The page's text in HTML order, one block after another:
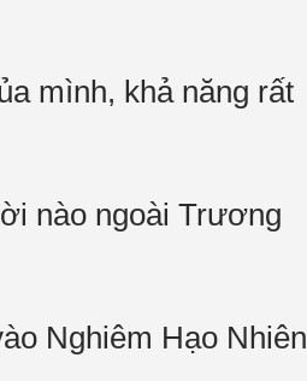
mình, khả năng rất
nào ngoài Trương
Nghiêm Hạo Nhiên